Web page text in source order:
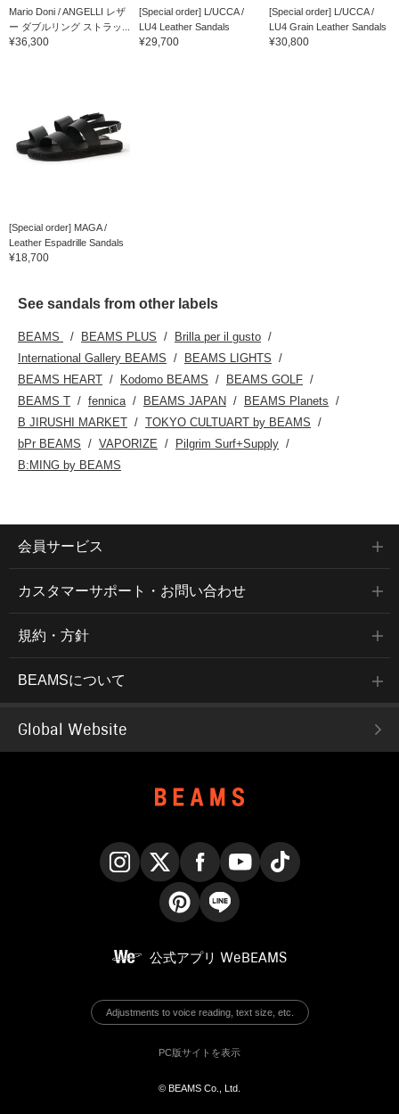
Mario Doni / ANGELLI レザ
ー ダブルリング ストラッ...
¥36,300
[Special order] L/UCCA /
LU4 Leather Sandals
¥29,700
[Special order] L/UCCA /
LU4 Grain Leather Sandals
¥30,800
[Special order] MAGA /
Leather Espadrille Sandals
¥18,700
See sandals from other labels
BEAMS BEAMS PLUS
Brilla per il gusto
International Gallery BEAMS
BEAMS LIGHTS
BEAMS HEART
Kodomo BEAMS
BEAMS GOLF
BEAMS T
fennica BEAMS JAPAN
BEAMS Planets
B JIRUSHI MARKET
TOKYO CULTUART by BEAMS
bPr BEAMS
VAPORIZE
Pilgrim Surf+Supply
B:MING by BEAMS
会員サービス
カスタマーサポート・お問い合わせ
規約・方針
BEAMSについて
Global Website
公式アプリ WeBEAMS
Adjustments to voice reading, text size, etc.
PC版サイトを表示
© BEAMS Co., Ltd.